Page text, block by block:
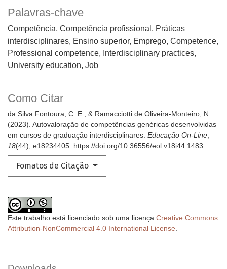
Palavras-chave
Competência, Competência profissional, Práticas
interdisciplinares, Ensino superior, Emprego Competence,
Professional competence, Interdisciplinary practices,
University education, Job
Como Citar
da Silva Fontoura, C. E., & Ramacciotti de Oliveira-Monteiro, N.
(2023). Autovaloração de competências genéricas desenvolvidas
em cursos de graduação interdisciplinares. Educação On-Line,
18(44), e18234405. https://doi.org/10.36556/eol.v18i44.1483
Fomatos de Citação
Este trabalho está licenciado sob uma licença Creative Commons
Attribution-NonCommercial 4.0 International License.